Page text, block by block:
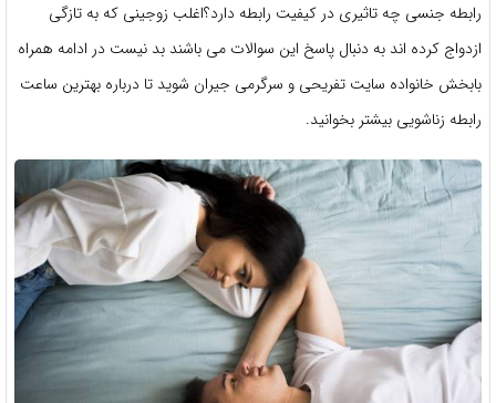
رابطه جنسی چه تاثیری در کیفیت رابطه دارد؟اغلب زوجینی که به تازگی
ازدواج کرده اند به دنبال پاسخ این سوالات می باشند بد نیست در ادامه همراه
بابخش خانواده سایت تفریحی و سرگرمی جیران شوید تا درباره بهترین ساعت
رابطه زناشویی بیشتر بخوانید.